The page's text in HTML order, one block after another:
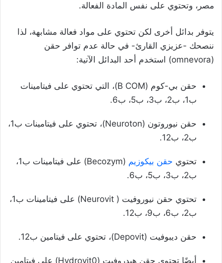
مصر، وتحتوي على نفس المادة الفعالة.
يتوفر بدائل أخرى لكن تحتوي على مواد فعالة مشابهة، لذا
ننصحك -عزيزي القارئ- في حالة عدم توافر حقن
(omnevora) استخدم أحد البدائل الآتية:
حقن بي-كوم (B COM)، التي تحتوي على فيتامينات
ب1، ب2، ب3، ب5، ب6.
حقن نيوروتون (Neuroton)، تحتوي على فيتامينات ب1،
ب2، ب12.
تحتوي حقن بيكوزيم
(Becozym) على فيتامينات ب1،
ب2، ب3، ب5، ب6.
تحتوي حقن نيوروفيت ( Neurovit) على فيتامينات ب1،
ب2، ب6، ب9، ب12.
حقن ديبوفيت (Depovit)، تحتوي على فيتامين ب12.
أيضًا تحتوي حقن هيدروفيت (Hydrovit0) على فيتامين